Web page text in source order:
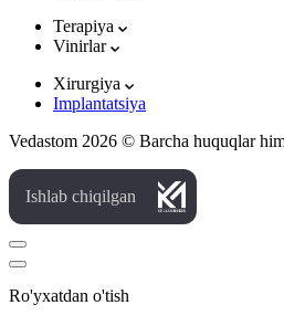
Terapiya
Vinirlar
Xirurgiya
Implantatsiya
Vedastom 2026 © Barcha huquqlar
Ishlab chiqilgan
Ro'yxatdan o'tish